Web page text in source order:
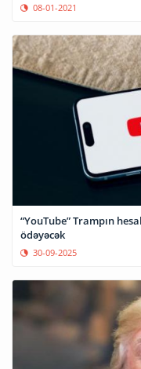
08-01-2021
“YouTube” Trampın
ödəyəcək
30-09-2025